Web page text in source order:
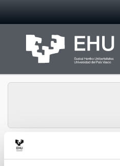
Historia Urbana.